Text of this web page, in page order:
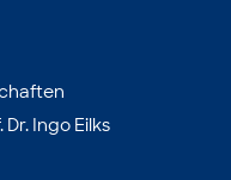
Ingo Eilks